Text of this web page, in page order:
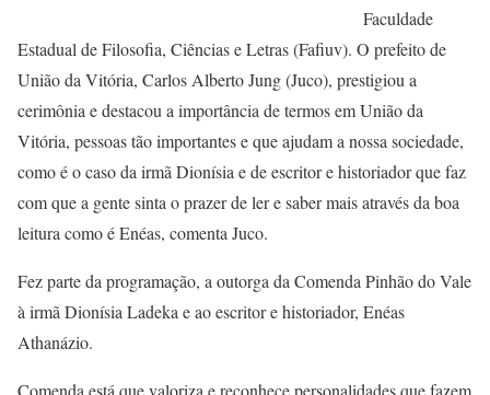
Faculdade
Estadual de Filosofia, Ciências e Letras (Fafiuv). O prefeito de
União da Vitória, Carlos Alberto Jung (Juco), prestigiou a
cerimônia e destacou a importância de termos em União da
Vitória, pessoas tão importantes e que ajudam a nossa sociedade,
como é o caso da irmã Dionísia e de escritor e historiador que faz
com que a gente sinta o prazer de ler e saber mais através da boa
leitura como é Enéas, comenta Juco.
Fez parte da programação, a outorga da Comenda Pinhão do Vale
à irmã Dionísia Ladeka e ao escritor e historiador, Enéas
Athanázio.
Comenda está que valoriza e reconhece personalidades que fazem